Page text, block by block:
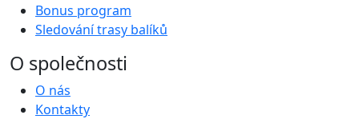
Bonus program
Sledování trasy balíků
O společnosti
O nás
Kontakty